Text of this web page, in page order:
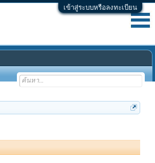
เข้าสู่ระบบหรือลงทะเบียน